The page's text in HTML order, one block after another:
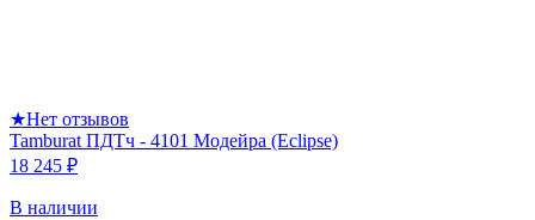
★Нет отзывов
Tamburat ПДТч - 4101 Модейра (Eclipse)
18 245 ₽
В наличии